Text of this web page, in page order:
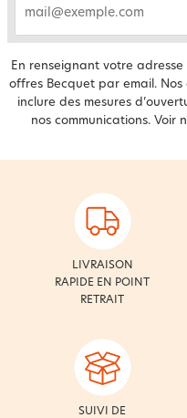
En renseignant votre
offres Becquet par email.
inclure des mesures
nos communications. Voir
LIVRAISON
RAPIDE EN POINT
RETRAIT
SUIVI DE